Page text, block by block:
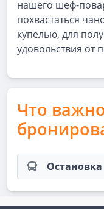
нашего шеф-
похвастаться
купелью, для
удовольствия от
Что
Остановка